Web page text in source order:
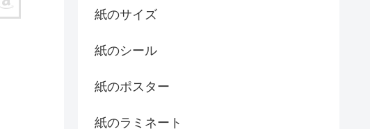
紙のサイズ
紙のシール
紙のポスター
紙のラミネート